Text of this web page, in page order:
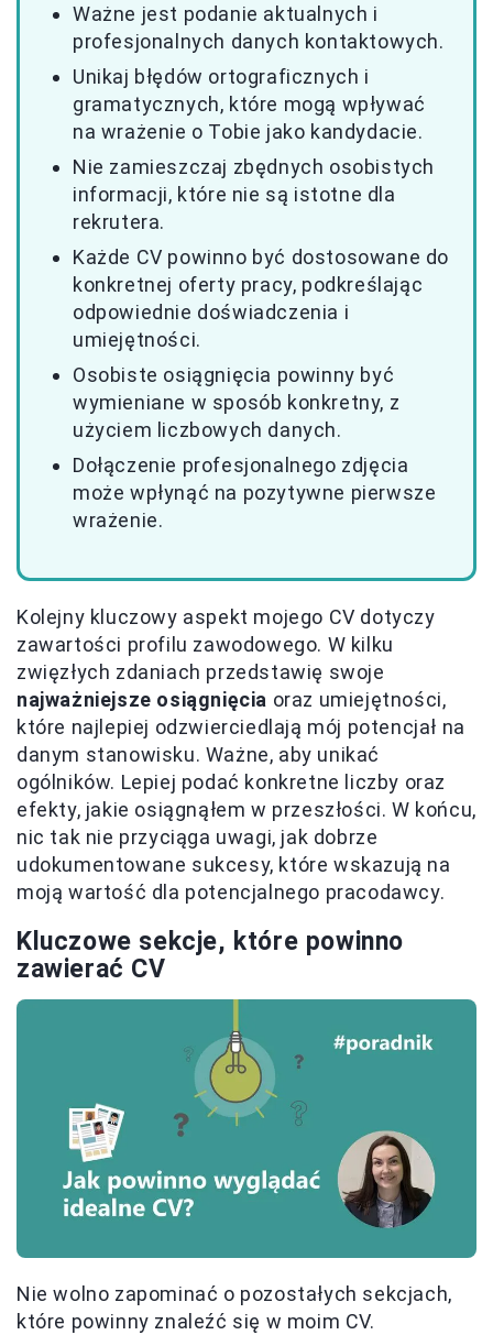
Ważne jest podanie aktualnych i
profesjonalnych danych kontaktowych.
Unikaj błędów ortograficznych i
gramatycznych, które mogą wpływać
na wrażenie o Tobie jako kandydacie.
Nie zamieszczaj zbędnych osobistych
informacji, które nie są istotne dla
rekrutera.
Każde CV powinno być dostosowane do
konkretnej oferty pracy, podkreślając
odpowiednie doświadczenia i
umiejętności.
Osobiste osiągnięcia powinny być
wymieniane w sposób konkretny, z
użyciem liczbowych danych.
Dołączenie profesjonalnego zdjęcia
może wpłynąć na pozytywne pierwsze
wrażenie.
Kolejny kluczowy aspekt mojego CV dotyczy
zawartości profilu zawodowego. W kilku
zwięzłych zdaniach przedstawię swoje
najważniejsze osiągnięcia oraz umiejętności,
które najlepiej odzwierciedlają mój potencjał na
danym stanowisku. Ważne, aby unikać
ogólników. Lepiej podać konkretne liczby oraz
efekty, jakie osiągnąłem w przeszłości. W końcu,
nic tak nie przyciąga uwagi, jak dobrze
udokumentowane sukcesy, które wskazują na
moją wartość dla potencjalnego pracodawcy.
Kluczowe sekcje, które powinno
zawierać CV
Nie wolno zapominać o pozostałych sekcjach,
które powinny znaleźć się w moim CV.